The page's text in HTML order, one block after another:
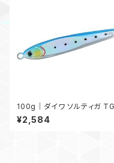
100g｜ダイワ ソルティガ
イト 100g
¥2,584